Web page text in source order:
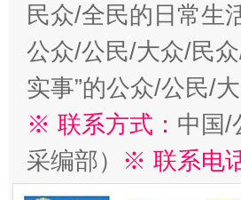
民众/全民的日常生
公众/公民/大众/民
实事”的公众/公民/
※ 联系方式： 中国/
采编部） ※ 联系电